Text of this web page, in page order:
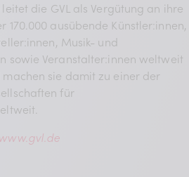
die GVL als Vergütung an ihre
170.000 ausübende Künstler:innen,
Musik- und
sowie Veranstalter:innen weltweit
sie damit zu einer der
für
www.gvl.de